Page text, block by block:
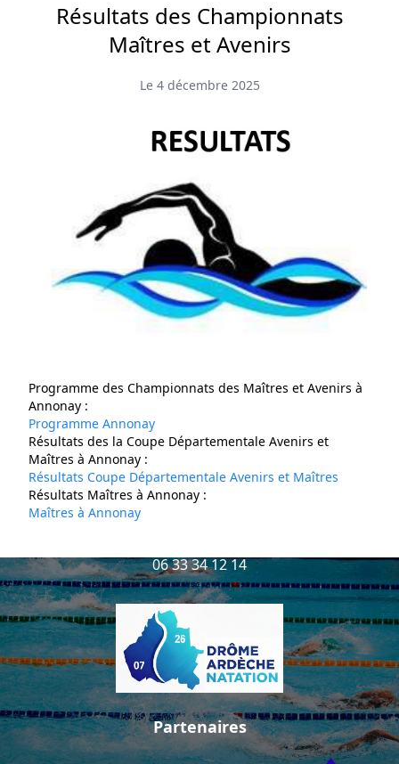
Accueil
Actualités
Compétitions
Résultats des Championnats
Maîtres et Avenirs
Le 4 décembre 2025
Programme des Championnats des Maîtres et Avenirs à
Annonay :
Programme Annonay
Résultats des la Coupe Départementale Avenirs et
Maîtres à Annonay :
Résultats Coupe Départementale Avenirs et Maîtres
Résultats Maîtres à Annonay :
Maîtres à Annonay
Nous contacter
Av. Pierre de Coubertin,
06 33 34 12 14
Partenaires